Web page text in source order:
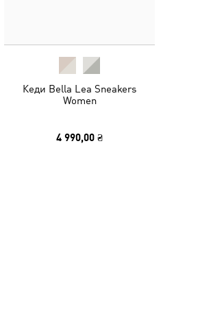
Кеди Bella Lea Sneakers
Women
4 990,00 ₴